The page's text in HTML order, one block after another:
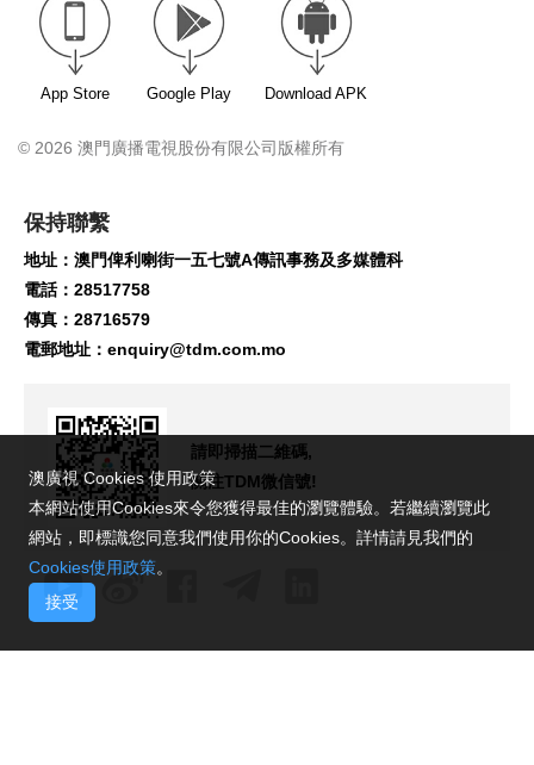
App Store Google Play Download APK
© 2026 澳門廣播電視股份有限公司版權所有
保持聯繫
地址：澳門俾利喇街一五七號A傳訊事務及多媒體科
電話：28517758
傳真：28716579
電郵地址： enquiry@tdm.com.mo
請即掃描二維碼,
關注TDM微信號!
澳廣視 Cookies 使用政策
本網站使用Cookies來令您獲得最佳的瀏覽體驗。若繼續瀏覽此
網站，即標識您同意我們使用你的Cookies。詳情請見我們的
Cookies使用政策。
接受